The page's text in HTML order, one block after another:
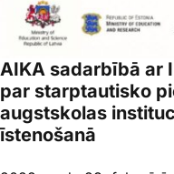
AIKA sadarbībā ar
par starptautisko
augstskolas
īstenošanā